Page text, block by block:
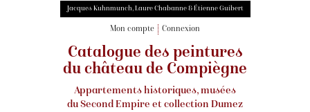
Jacques Kuhnmunch, Laure Chabanne & Étienne Guibert
Mon compte Connexion
Catalogue des peintures
du château de Compiègne
Appartements historiques, musées
du Second Empire et collection Dumez